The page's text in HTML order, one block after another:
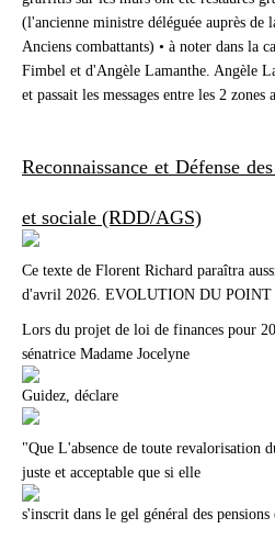
(l'ancienne ministre déléguée auprès de
Anciens combattants) • à noter dans la
Fimbel et d'Angèle Lamanthe. Angèle
et passait les messages entre les 2
Reconnaissance et Défense
et sociale (RDD/AGS)
Ce texte de Florent Richard paraîtra
d'avril 2026. EVOLUTION DU POINT
Lors du projet de loi de finances pour
sénatrice Madame Jocelyne
Guidez, déclare
"Que L'absence de toute revalorisation
juste et acceptable que si elle
s'inscrit dans le gel général des